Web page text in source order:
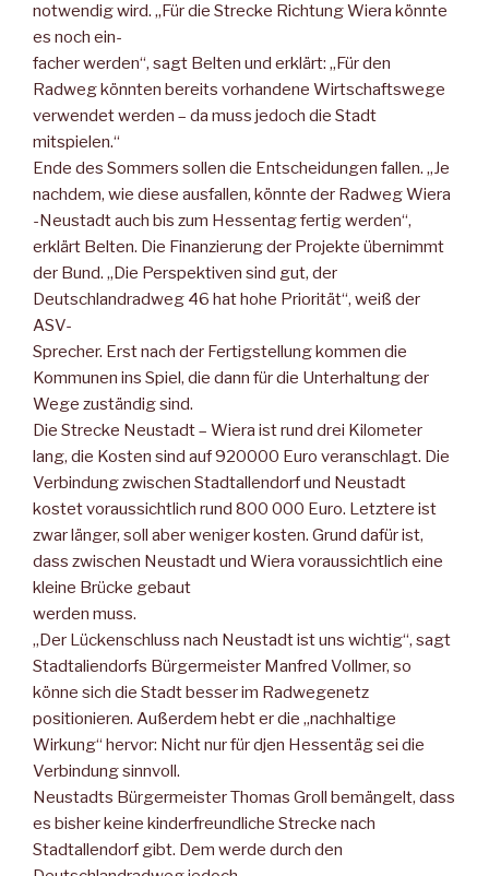
notwendig wird. „Für die Strecke Richtung Wiera könnte
es noch ein-
facher werden“, sagt Belten und erklärt: „Für den
Radweg könnten bereits vorhandene Wirtschaftswege
verwendet werden – da muss jedoch die Stadt
mitspielen.“
Ende des Sommers sollen die Entscheidungen fallen. „Je
nachdem, wie diese ausfallen, könnte der Radweg Wiera
-Neustadt auch bis zum Hessentag fertig werden“,
erklärt Belten. Die Finanzierung der Projekte übernimmt
der Bund. „Die Perspektiven sind gut, der
Deutschlandradweg 46 hat hohe Priorität“, weiß der
ASV-
Sprecher. Erst nach der Fertigstellung kommen die
Kommunen ins Spiel, die dann für die Unterhaltung der
Wege zuständig sind.
Die Strecke Neustadt – Wiera ist rund drei Kilometer
lang, die Kosten sind auf 920000 Euro veranschlagt. Die
Verbindung zwischen Stadtallendorf und Neustadt
kostet voraussichtlich rund 800 000 Euro. Letztere ist
zwar länger, soll aber weniger kosten. Grund dafür ist,
dass zwischen Neustadt und Wiera voraussichtlich eine
kleine Brücke gebaut
werden muss.
„Der Lückenschluss nach Neustadt ist uns wichtig“, sagt
Stadtaliendorfs Bürgermeister Manfred Vollmer, so
könne sich die Stadt besser im Radwegenetz
positionieren. Außerdem hebt er die „nachhaltige
Wirkung“ hervor: Nicht nur für djen Hessentäg sei die
Verbindung sinnvoll.
Neustadts Bürgermeister Thomas Groll bemängelt, dass
es bisher keine kinderfreundliche Strecke nach
Stadtallendorf gibt. Dem werde durch den